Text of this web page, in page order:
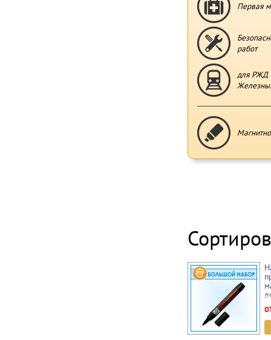
Первая
работ
для РЖД